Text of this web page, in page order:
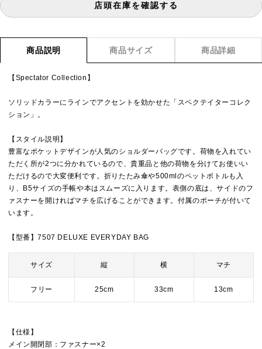
店頭在庫を確認する
商品説明 商品サイズ 商品詳細
【Spectator Collection】
ソリッドカラーにラインでアクセントを効かせた「スペクテイターコレク
ション」。
【スタイル説明】
豊富なポケットデザインが人気のショルダーバッグです。荷物を入れてい
ただく所が2つに分かれているので、貴重品と他の荷物を分けてお使いい
ただけるので大変便利です。折りたたみ傘や500mlのペットボトルも入
り、B5サイズの手帳や本はスムーズに入ります。表側の底は、サイドのフ
ァスナーを開ければマチを広げることができます。付属のポーチが付いて
います。
【型番】7507 DELUXE EVERYDAY BAG
サイズ 縦 横 マチ
フリー 25cm 33cm 13cm
【仕様】
メイン開閉部：ファスナー×2